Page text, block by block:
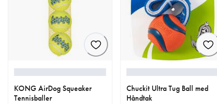
KONG AirDog Squeaker
Tennisballer
Chuckit Ultra Tug Ball med
Håndtak